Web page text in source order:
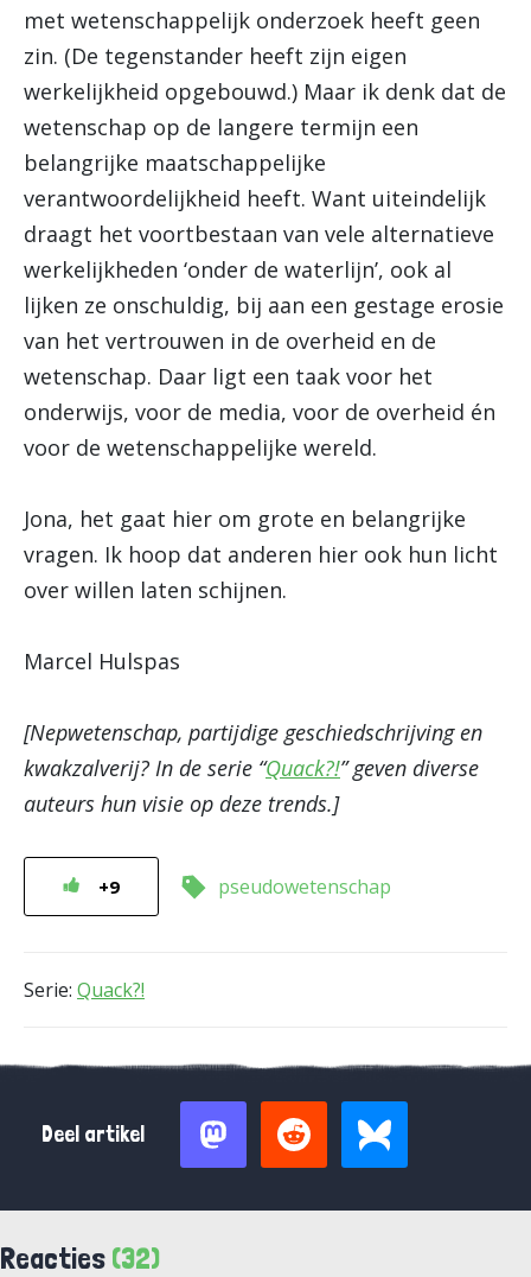
met wetenschappelijk onderzoek heeft geen
zin. (De tegenstander heeft zijn eigen
werkelijkheid opgebouwd.) Maar ik denk dat de
wetenschap op de langere termijn een
belangrijke maatschappelijke
verantwoordelijkheid heeft. Want uiteindelijk
draagt het voortbestaan van vele alternatieve
werkelijkheden ‘onder de waterlijn’, ook al
lijken ze onschuldig, bij aan een gestage erosie
van het vertrouwen in de overheid en de
wetenschap. Daar ligt een taak voor het
onderwijs, voor de media, voor de overheid én
voor de wetenschappelijke wereld.
Jona, het gaat hier om grote en belangrijke
vragen. Ik hoop dat anderen hier ook hun licht
over willen laten schijnen.
Marcel Hulspas
[Nepwetenschap, partijdige geschiedschrijving en
kwakzalverij? In de serie “Quack?!” geven diverse
auteurs hun visie op deze trends.]
+9 pseudowetenschap
Serie: Quack?!
Deel artikel
Reacties (32)